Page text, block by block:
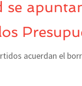
acuerdan el